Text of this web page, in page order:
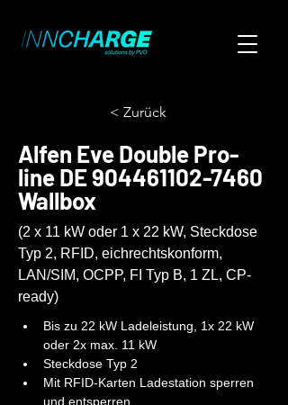
< Zurück
Alfen Eve Double Pro-
line DE904461102-7460
Wallbox
(2 x 11 kW oder 1 x 22 kW, Steckdose
Typ 2, RFID, eichrechtskonform,
LAN/SIM, OCPP, FI Typ B, 1 ZL, CP-
ready)
Bis zu 22 kW Ladeleistung, 1x 22 kW
oder 2x max. 11 kW
Steckdose Typ 2
Mit RFID-Karten Ladestation sperren
und entsperren